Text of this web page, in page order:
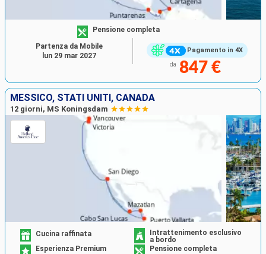
Pagamento in 4X
Pensione completa
da 847 €
Partenza da Mobile
lun 29 mar 2027
MESSICO, STATI UNITI, CANADA
12 giorni, MS Koningsdam
Cucina raffinata
Intrattenimento esclusivo
a bordo
Esperienza Premium
Pensione completa